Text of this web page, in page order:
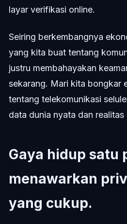
layar verifikasi online.
Seiring berkembangnya
yang kita buat tentang
justru membahayakan
sekarang. Mari kita bongkar
tentang telekomunikasi
data dunia nyata dan realitas
Gaya hidup satu
menawarkan
yang cukup.